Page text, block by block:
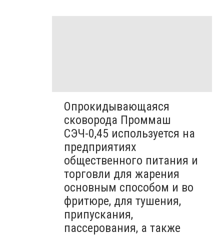
Опрокидывающаяся
сковорода Проммаш
СЭЧ-0,45 используется на
предприятиях
общественного питания и
торговли для жарения
основным способом и во
фритюре, для тушения,
припускания,
пассерования, а также